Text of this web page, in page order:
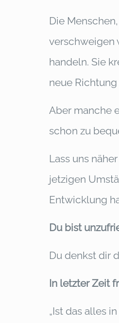
Die
verschweigen
handeln. Sie
neue Richtung
Aber manche
schon zu
Lass uns
jetzigen
Entwicklung
Du bist
Du denkst dir
In letzter Zeit
„Ist das alles